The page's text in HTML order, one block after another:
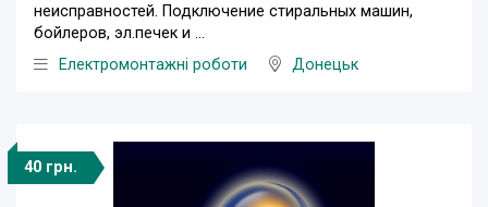
неисправностей. Подключение стиральных машин,
бойлеров, эл.печек и ...
Електромонтажні роботи
Донецьк
40 грн.